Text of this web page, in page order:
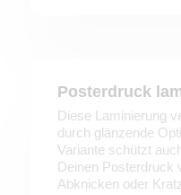
Posterdruck
Diese Laminierung
durch glänzende
Variante schützt
Deinen Posterdruck
Abknicken oder